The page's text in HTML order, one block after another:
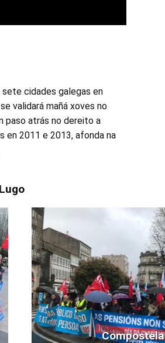
sete cidades galegas en
validará mañá xoves no
paso atrás no dereito a
en 2011 e 2013, afonda na
Compostela